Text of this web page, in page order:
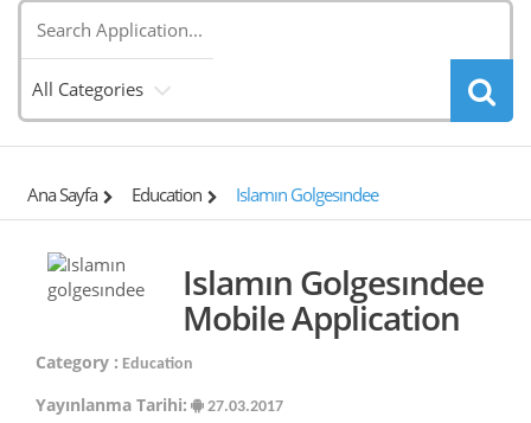
All Categories
Ana Sayfa Education Islamın Golgesındee
Islamın Golgesındee
Mobile Application
Category : Education
Yayınlanma Tarihi: 27.03.2017